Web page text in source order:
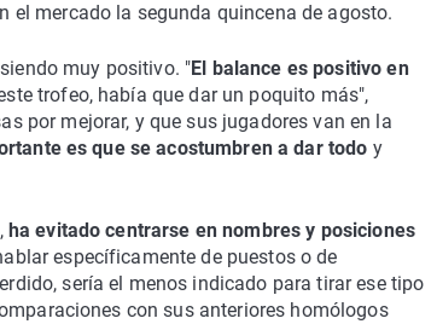
el mercado la segunda quincena de agosto.
muy positivo. "El balance es positivo en
trofeo, había que dar un poquito más",
por mejorar, y que sus jugadores van en la
es que se acostumbren a dar todo y
ha evitado centrarse en nombres y posiciones
específicamente de puestos o de
sería el menos indicado para tirar ese tipo
con sus anteriores homólogos